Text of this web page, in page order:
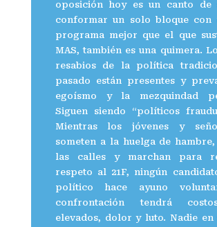
oposición hoy es un canto de
conformar un solo bloque con
programa mejor que el que
MAS, también es una quimera.
resabios de la política
pasado están presentes y
egoísmo y la mezquindad
Siguen siendo “políticos
Mientras los jóvenes y
someten a la huelga de
las calles y marchan para
respeto al 21F, ningún
político hace ayuno
confrontación tendrá
elevados, dolor y luto. Nadie en